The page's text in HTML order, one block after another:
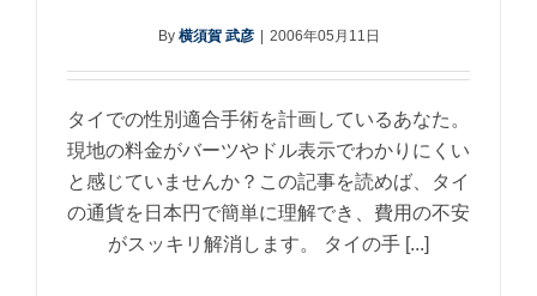
By 横須賀 武彦 | 2006年05月11日
タイでの性別適合手術を計画しているあなた。
現地の料金がバーツやドル表示でわかりにくい
と感じていませんか？この記事を読めば、タイ
の通貨を日本円で簡単に理解でき、費用の不安
がスッキリ解消します。 タイの手 [...]